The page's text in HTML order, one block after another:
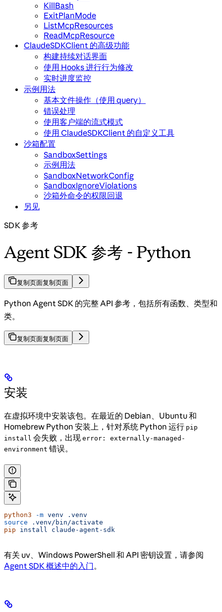
KillBash
ExitPlanMode
ListMcpResources
ReadMcpResource
ClaudeSDKClient 的高级功能
构建持续对话界面
使用 Hooks 进行行为修改
实时进度监控
示例用法
基本文件操作（使用 query）
错误处理
使用客户端的流式模式
使用 ClaudeSDKClient 的自定义工具
沙箱配置
SandboxSettings
示例用法
SandboxNetworkConfig
SandboxIgnoreViolations
沙箱外命令的权限回退
另见
SDK 参考
Agent SDK 参考 - Python
复制页面复制页面
Python Agent SDK 的完整 API 参考，包括所有函数、类型和
类。
复制页面复制页面
安装
在虚拟环境中安装该包。在最近的 Debian、Ubuntu 和
Homebrew Python 安装上，针对系统 Python 运行 pip
install 会失败，出现 error: externally-managed-
environment 错误。
python3 -m venv .venv
source .venv/bin/activate
pip install claude-agent-sdk
有关 uv、Windows PowerShell 和 API 密钥设置，请参阅
Agent SDK 概述中的入门。